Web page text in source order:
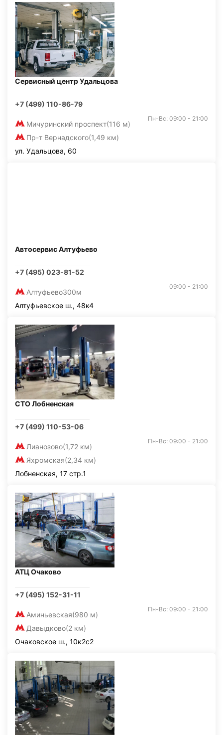
Сервисный центр Удальцова
+7 (499) 110-86-79
Мичуринский проспект(116 м)
Пр-т Вернадского(1,49 км)
Пн-Вс: 09:00 - 21:00
ул. Удальцова, 60
Автосервис Алтуфьево
+7 (495) 023-81-52
Алтуфьево300м
09:00 - 21:00
Алтуфьевское ш., 48к4
СТО Лобненская
+7 (499) 110-53-06
Лианозово(1,72 км)
Яхромская(2,34 км)
Пн-Вс: 09:00 - 21:00
Лобненская, 17 стр.1
АТЦ Очаково
+7 (495) 152-31-11
Аминьевская(980 м)
Давыдково(2 км)
Пн-Вс: 09:00 - 21:00
Очаковское ш., 10к2с2